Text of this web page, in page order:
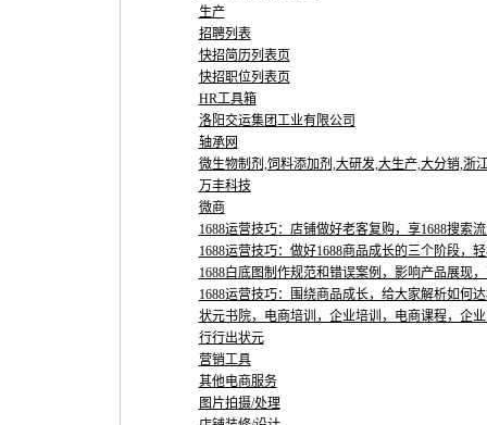
生产
招聘列表
快招简历列表页
快招职位列表页
HR工具箱
洛阳交运集团工业有限公司
轴承网
微生物制剂,饲料添加剂,大研发,大生产,大分销,浙
万丰科技
微商
1688运营技巧：店铺做好老客复购，享1688搜索
1688运营技巧：做好1688商品成长的三个阶段，
1688白底图制作规范和错误案例，影响产品展现
1688运营技巧：围绕商品成长，给大家解析如何
状元书院，电商培训，企业培训，电商课程，企
行行出状元
营销工具
其他电商服务
图片拍摄/处理